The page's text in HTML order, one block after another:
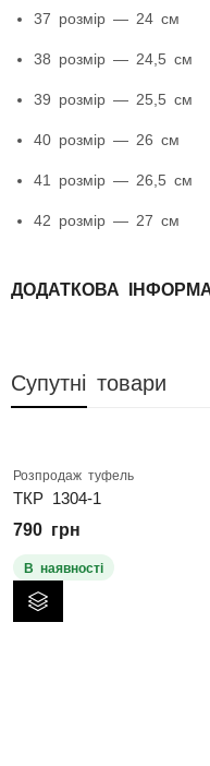
37 розмір — 24 см
38 розмір — 24,5 см
39 розмір — 25,5 см
40 розмір — 26 см
41 розмір — 26,5 см
42 розмір — 27 см
ДОДАТКОВА
Супутні товари
Розпродаж туфель
ТКР 1304-1
790 грн
В наявності